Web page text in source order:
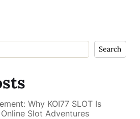
Search
Why KOI77 SLOT Is
Slot Adventures